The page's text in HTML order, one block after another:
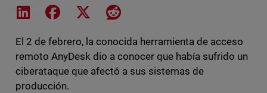
Share on LinkedIn
Share on Facebook
Share on XShare on Reddit
El 2 de febrero, la conocida herramienta de acceso
remoto AnyDesk dio a conocer que había sufrido un
ciberataque que afectó a sus sistemas de
producción.